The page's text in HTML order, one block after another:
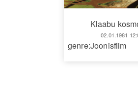
Klaabu
02.01.1981
genre:Joonisfilm